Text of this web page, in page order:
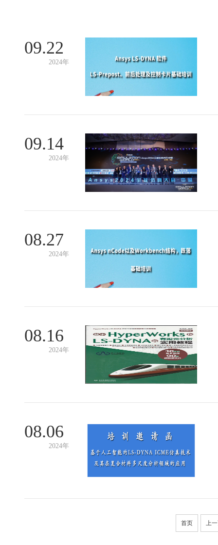
09.22
2024年
09.14
2024年
08.27
2024年
08.16
2024年
08.06
2024年
首页 上